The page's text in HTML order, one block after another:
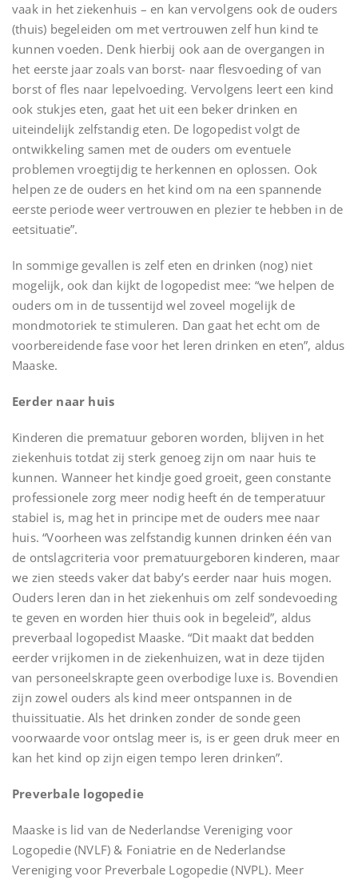
vaak in het ziekenhuis – en kan vervolgens ook de ouders
(thuis) begeleiden om met vertrouwen zelf hun kind te
kunnen voeden. Denk hierbij ook aan de overgangen in
het eerste jaar zoals van borst- naar flesvoeding of van
borst of fles naar lepelvoeding. Vervolgens leert een kind
ook stukjes eten, gaat het uit een beker drinken en
uiteindelijk zelfstandig eten. De logopedist volgt de
ontwikkeling samen met de ouders om eventuele
problemen vroegtijdig te herkennen en oplossen. Ook
helpen ze de ouders en het kind om na een spannende
eerste periode weer vertrouwen en plezier te hebben in de
eetsituatie”.
In sommige gevallen is zelf eten en drinken (nog) niet
mogelijk, ook dan kijkt de logopedist mee: “we helpen de
ouders om in de tussentijd wel zoveel mogelijk de
mondmotoriek te stimuleren. Dan gaat het echt om de
voorbereidende fase voor het leren drinken en eten”, aldus
Maaske.
Eerder naar huis
Kinderen die prematuur geboren worden, blijven in het
ziekenhuis totdat zij sterk genoeg zijn om naar huis te
kunnen. Wanneer het kindje goed groeit, geen constante
professionele zorg meer nodig heeft én de temperatuur
stabiel is, mag het in principe met de ouders mee naar
huis. “Voorheen was zelfstandig kunnen drinken één van
de ontslagcriteria voor prematuurgeboren kinderen, maar
we zien steeds vaker dat baby’s eerder naar huis mogen.
Ouders leren dan in het ziekenhuis om zelf sondevoeding
te geven en worden hier thuis ook in begeleid”, aldus
preverbaal logopedist Maaske. “Dit maakt dat bedden
eerder vrijkomen in de ziekenhuizen, wat in deze tijden
van personeelskrapte geen overbodige luxe is. Bovendien
zijn zowel ouders als kind meer ontspannen in de
thuissituatie. Als het drinken zonder de sonde geen
voorwaarde voor ontslag meer is, is er geen druk meer en
kan het kind op zijn eigen tempo leren drinken”.
Preverbale logopedie
Maaske is lid van de Nederlandse Vereniging voor
Logopedie (NVLF) & Foniatrie en de Nederlandse
Vereniging voor Preverbale Logopedie (NVPL). Meer